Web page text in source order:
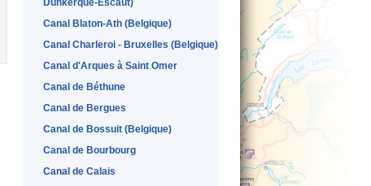
Dunkerque-Escaut)
Canal Blaton-Ath (Belgique)
Canal Charleroi - Bruxelles (Belgique)
Canal d'Arques à Saint Omer
Canal de Béthune
Canal de Bergues
Canal de Bossuit (Belgique)
Canal de Bourbourg
Canal de Calais